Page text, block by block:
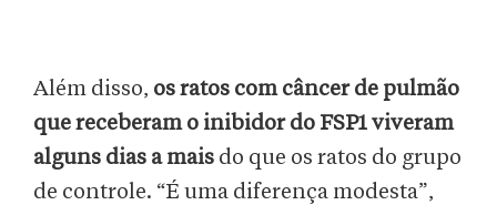
Além disso, os ratos com câncer de pulmão
que receberam o inibidor do FSP1 viveram
alguns dias a mais do que os ratos do grupo
de controle. “É uma diferença modesta”,